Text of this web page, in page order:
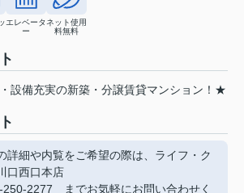
エレベータ
ー
ネット使用
料無料
設備充実の新築・分譲賃貸マンション！★
詳細や内覧をご希望の際は、ライフ・ク
口西口本店
250-2277 までお気軽にお問い合わせく